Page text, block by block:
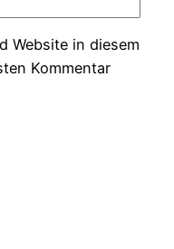
Website in diesem
Kommentar